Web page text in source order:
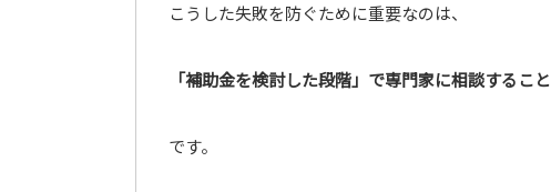
こうした失敗を防ぐために重要なのは、
「補助金を検討した段階」で専門家に相談すること
です。